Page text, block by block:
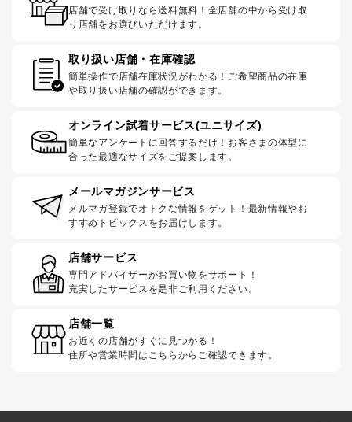
店舗で受け取りなら送料無料！全店舗の中から受け取
り店舗をお選びいただけます。
取り扱い店舗・在庫確認
簡単操作で店舗在庫状況がわかる！ご希望商品の在庫
や取り扱い店舗の確認ができます。
オンライン試着サービス(ユニサイズ)
簡単なアンケートに回答するだけ！お客さまの体型に
合った最適なサイズをご提案します。
メールマガジンサービス
メルマガ登録でオトクな情報をゲット！最新情報やお
すすめトピックスをお届けします。
店舗サービス
専門アドバイザーがお買い物をサポート！
充実したサービスを是非ご利用ください。
店舗一覧
お近くの店舗がすぐに見つかる！
住所や営業時間はこちらからご確認できます。